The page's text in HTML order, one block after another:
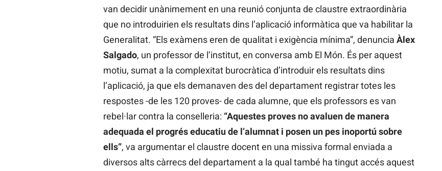
van decidir unànimement en una reunió conjunta de claustre extraordinària
que no introduirien els resultats dins l’aplicació informàtica que va habilitar la
Generalitat. “Els exàmens eren de qualitat i exigència mínima”, denuncia Àlex
Salgado, un professor de l’institut, en conversa amb El Món. És per aquest
motiu, sumat a la complexitat burocràtica d’introduir els resultats dins
l’aplicació, ja que els demanaven des del departament registrar totes les
respostes -de les 120 proves- de cada alumne, que els professors es van
rebel·lar contra la conselleria: “Aquestes proves no avaluen de manera
adequada el progrés educatiu de l’alumnat i posen un pes inoportú sobre
ells”, va argumentar el claustre docent en una missiva formal enviada a
diversos alts càrrecs del departament a la qual també ha tingut accés aquest